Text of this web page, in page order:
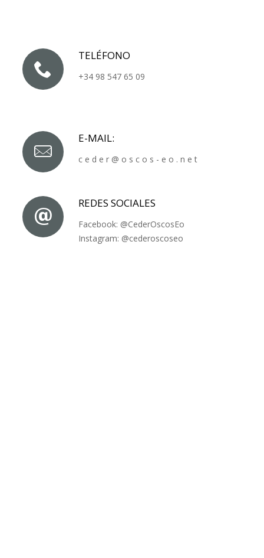
TELÉFONO
+34 98 547 65 09
E-MAIL:
c e d e r @ o s c o s - e o . n e t
REDES SOCIALES
Facebook: @CederOscosEo
Instagram: @cederoscoseo